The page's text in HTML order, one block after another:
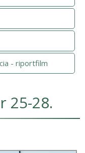
- riportfilm
25-28.